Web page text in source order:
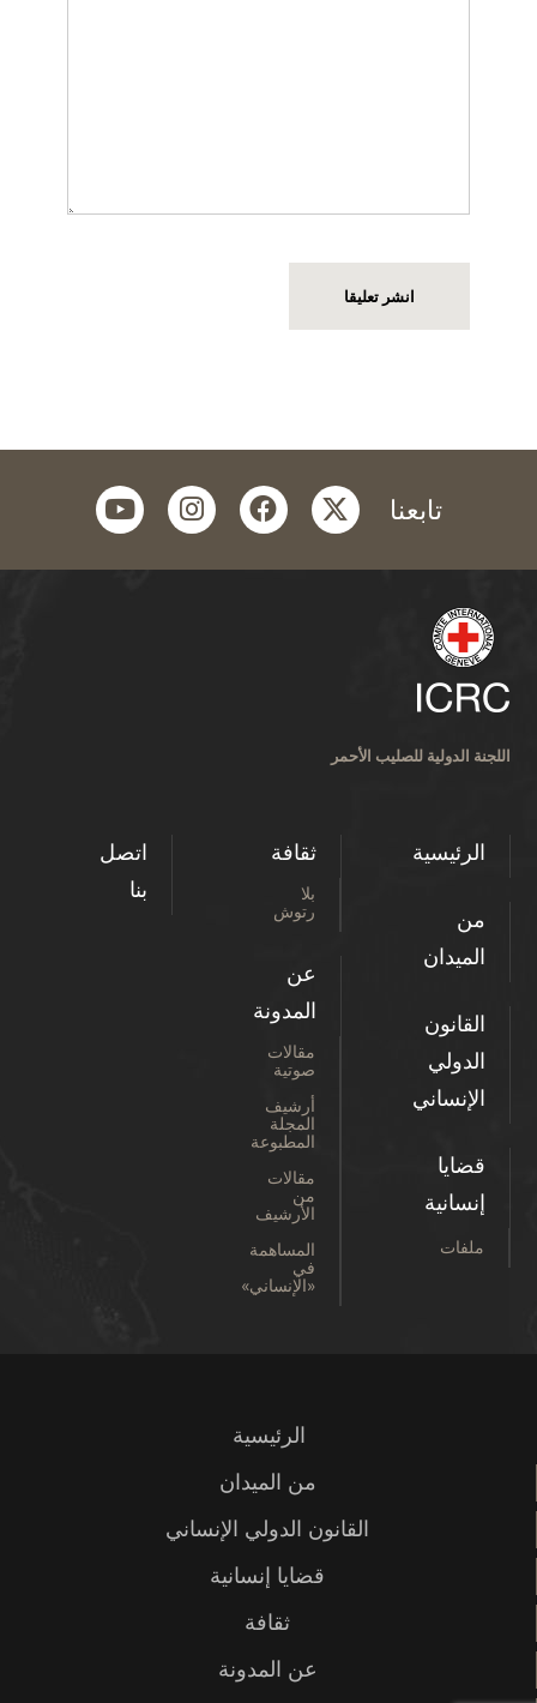
تابعنا twitter
facebook
instagram
youtube
اللجنة الدولية للصليب الأحمر
الرئيسية
من
الميدان
القانون
الدولي
الإنساني
قضايا
إنسانية
ملفات
ثقافة
بلا
رتوش
عن
المدونة
مقالات
صوتية
أرشيف
المجلة
المطبوعة
مقالات
من
الأرشيف
المساهمة
في
«الإنساني»
اتصل
بنا
الرئيسية
من الميدان
القانون الدولي الإنساني
قضايا إنسانية
ثقافة
عن المدونة